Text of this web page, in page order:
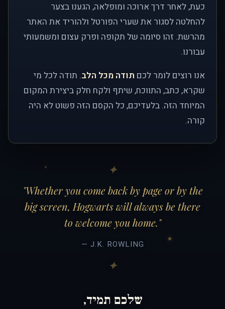
כעת, לאחר דרך ארוכה ומופלאה, הגענו בצער
להחלטה לסגור את שערי הפורטל ולהוריד את האתר
מהרשת. זהו סיומה של תקופה ופרק עצום ומשמעותי
עבורנו.
אנו רוצים לומר לכם תודה מכל הלב. תודה לכל מי
שקרא, כתב, התווכח, שיתף ולקח חלק ביצירת המקום
המיוחד הזה. בלעדיכם, כל הקסם הזה פשוט לא היה
קורה.
"Whether you come back by page or by the
big screen, Hogwarts will always be there
to welcome you home."
— J.K. ROWLING
שלכם תמיד,